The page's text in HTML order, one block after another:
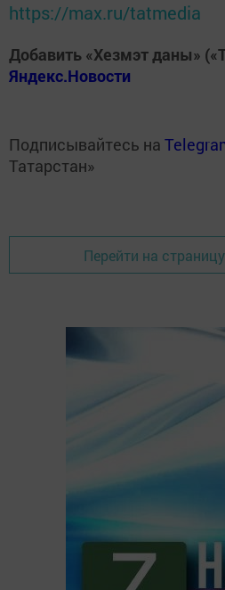
https://max.ru/tatmedia
Добавить «Хезмэт даны»
Яндекс.Новости
Подписывайтесь на
Татарстан»
Перейти на